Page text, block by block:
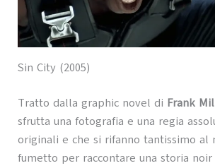
Sin City (2005)
Tratto dalla graphic novel di Frank
sfrutta una fotografia e una regia
originali e che si rifanno tantissimo al
fumetto per raccontare una storia noir